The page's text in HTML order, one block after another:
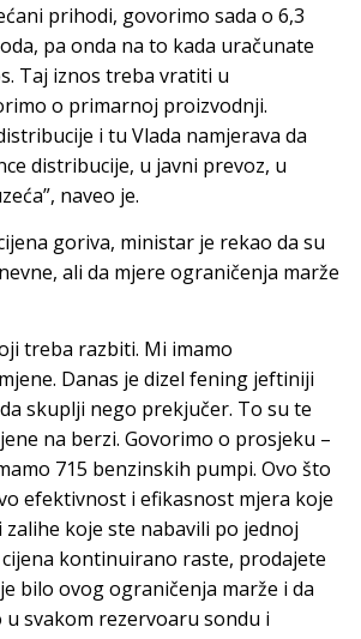
prihodi, govorimo sada o 6,3
pa onda na to kada uračunate
Taj iznos treba vratiti u
o primarnoj proizvodnji.
i tu Vlada namjerava da
distribucije, u javni prevoz, u
naveo je.
goriva, ministar je rekao da su
ali da mjere ograničenja marže
treba razbiti. Mi imamo
Danas je dizel fening jeftiniji
skuplji nego prekjučer. To su te
na berzi. Govorimo o prosjeku –
715 benzinskih pumpi. Ovo što
efektivnost i efikasnost mjera koje
zalihe koje ste nabavili po jednoj
cijena kontinuirano raste, prodajete
bilo ovog ograničenja marže i da
svakom rezervoaru sondu i